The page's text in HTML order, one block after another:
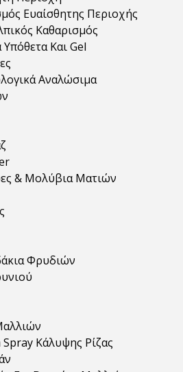
Ευαίσθητης Περιοχής
Καθαρισμός
Υπόθετα Και Gel
Αναλώσιμα
& Μολύβια Ματιών
Φρυδιών
Κάλυψης Ρίζας